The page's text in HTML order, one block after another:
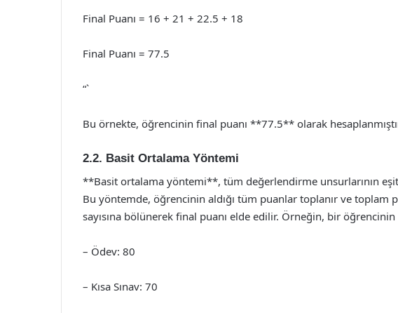
Final Puanı = 16 + 21 + 22.5 + 18
Final Puanı = 77.5
“`
Bu örnekte, öğrencinin final puanı **77.5** olarak
2.2. Basit Ortalama Yöntemi
**Basit ortalama yöntemi**, tüm değerlendirme unsurlarının
Bu yöntemde, öğrencinin aldığı tüm puanlar toplanır ve toplam
sayısına bölünerek final puanı elde edilir. Örneğin, bir
– Ödev: 80
– Kısa Sınav: 70